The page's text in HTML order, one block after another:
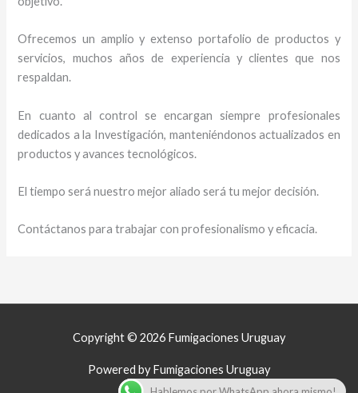
Ofrecemos un amplio y extenso portafolio de productos y
servicios, muchos años de experiencia y clientes que nos
respaldan.
En cuanto al control se encargan siempre profesionales
dedicados a la Investigación, manteniéndonos actualizados en
productos y avances tecnológicos.
El tiempo será nuestro mejor aliado será tu mejor decisión.
Contáctanos para trabajar con profesionalismo y eficacia.
Copyright © 2026 Fumigaciones Uruguay
Powered by Fumigaciones Uruguay